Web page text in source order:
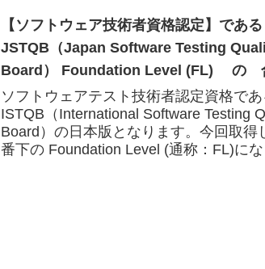
【ソフトウェア技術者資格認定】であ
JSTQB（Japan Software Testing
Board） Foundation Level (FL) の
ソフトウェアテスト技術者認定資格であ
ISTQB（International Software Testing
Board）の日本版となります。今回取得
番下の Foundation Level (通称：FL)にな